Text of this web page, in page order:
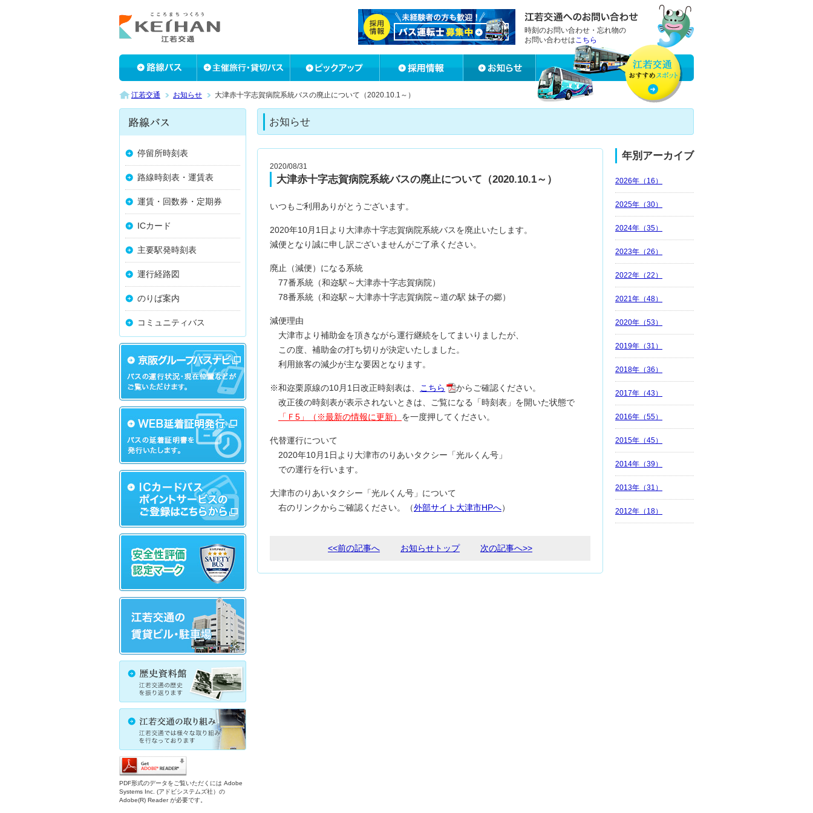
時刻のお問い合わせ・忘れ物の
お問い合わせはこちら
江若交通 お知らせ 大津赤十字志賀病院系統バスの廃止について（2020.10.1～）
停留所時刻表
路線時刻表・運賃表
運賃・回数券・定期券
ICカード
主要駅発時刻表
運行経路図
のりば案内
コミュニティバス
PDF形式のデータをご覧いただくには Adobe
Systems Inc. (アドビシステムズ社）の
Adobe(R) Reader が必要です。
お知らせ
2020/08/31
大津赤十字志賀病院系統バスの廃止について（2020.10.1～）
いつもご利用ありがとうございます。
2020年10月1日より大津赤十字志賀病院系統バスを廃止いたします。
減便となり誠に申し訳ございませんがご了承ください。
廃止（減便）になる系統
77番系統（和迩駅～大津赤十字志賀病院）
78番系統（和迩駅～大津赤十字志賀病院～道の駅 妹子の郷）
減便理由
大津市より補助金を頂きながら運行継続をしてまいりましたが、
この度、補助金の打ち切りが決定いたしました。
利用旅客の減少が主な要因となります。
※和迩栗原線の10月1日改正時刻表は、 こちら
からご確認ください。
改正後の時刻表が表示されないときは、ご覧になる「時刻表」を開いた状態で
「Ｆ5」（※最新の情報に更新） を一度押してください。
代替運行について
2020年10月1日より大津市のりあいタクシー「光ルくん号」
での運行を行います。
大津市のりあいタクシー「光ルくん号」について
右のリンクからご確認ください。（外部サイト大津市HPへ）
<<前の記事へ お知らせトップ 次の記事へ>>
年別アーカイブ
2026年（16）
2025年（30）
2024年（35）
2023年（26）
2022年（22）
2021年（48）
2020年（53）
2019年（31）
2018年（36）
2017年（43）
2016年（55）
2015年（45）
2014年（39）
2013年（31）
2012年（18）